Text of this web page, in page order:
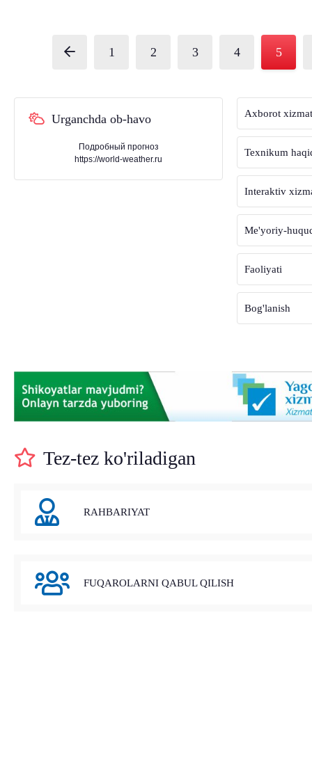
1 2 3 4 5
Urganchda ob-havo
Подробный прогноз
https://world-weather.ru
Axborot
Texnikum
Interaktiv
Me'yoriy-
Faoliyati
Bog'lanish
Tez-tez ko'riladigan
RAHBARIYAT
FUQAROLARNI QABUL QILISH